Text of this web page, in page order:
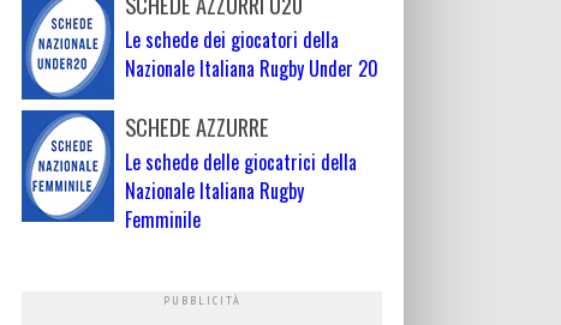
Le schede dei giocatori della
Nazionale Italiana Rugby Under 20
SCHEDE AZZURRE
Le schede delle giocatrici della
Nazionale Italiana Rugby
Femminile